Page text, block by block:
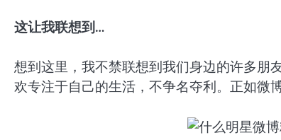
这让我联想到…
想到这里，我不禁联想到我们身边的许多朋
欢专注于自己的生活，不争名夺利。正如微